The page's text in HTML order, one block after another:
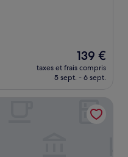
Le
nouveau
prix
de
139 €
139 €
taxes et frais compris
5 sept. - 6 sept.